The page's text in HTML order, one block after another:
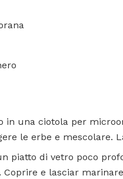
in una ciotola per
le erbe e mescolare.
piatto di vetro poco
e lasciar